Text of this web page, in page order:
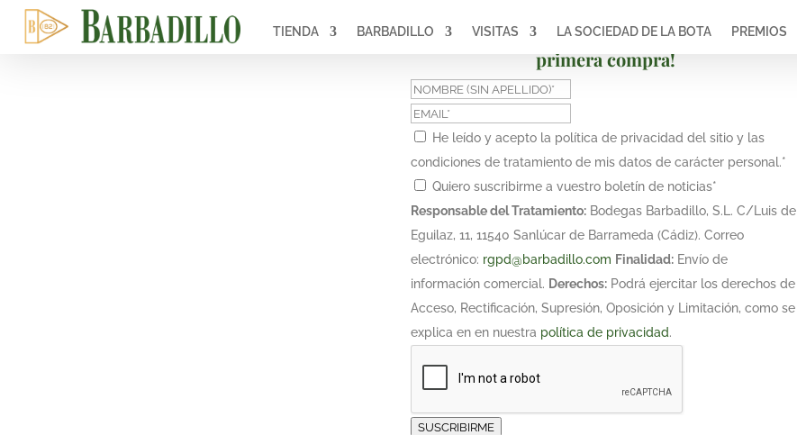
¡Suscríbete y obtén un 10% de descuento en tu
primera compra!
He leído y acepto la política de privacidad del sitio y las
condiciones de tratamiento de mis datos de carácter personal.*
Quiero suscribirme a vuestro boletín de noticias*
Responsable del Tratamiento: Bodegas Barbadillo, S.L. C/Luis de
Eguilaz, 11, 11540 Sanlúcar de Barrameda (Cádiz). Correo
electrónico: rgpd@barbadillo.com Finalidad: Envío de
información comercial. Derechos: Podrá ejercitar los derechos de
Acceso, Rectificación, Supresión, Oposición y Limitación, como se
explica en en nuestra política de privacidad.
SUSCRIBIRME
TIENDA BARBADILLO VISITAS LA SOCIEDAD DE LA BOTA PREMIOS